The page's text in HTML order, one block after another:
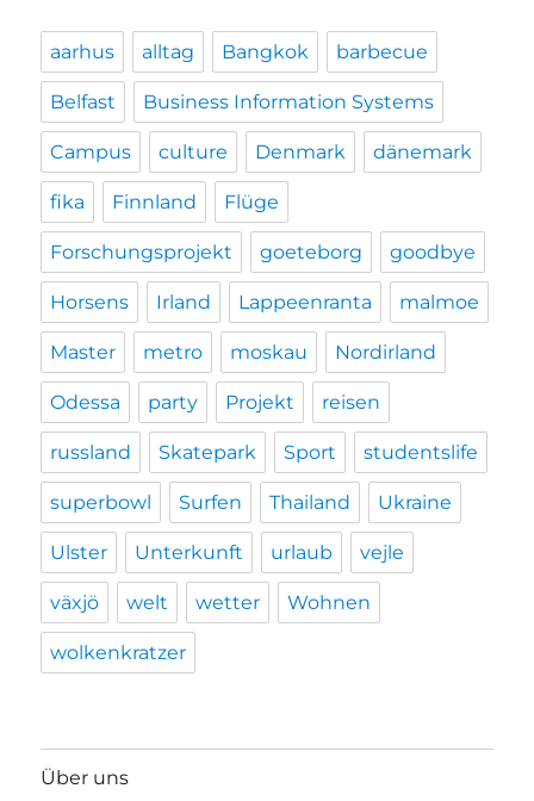
aarhus alltag Bangkok barbecue
Belfast Business Information Systems
Campus culture Denmark dänemark
fika Finnland Flüge
Forschungsprojekt goeteborg goodbye
Horsens Irland Lappeenranta malmoe
Master metro moskau Nordirland
Odessa party Projekt reisen
russland Skatepark Sport studentslife
superbowl Surfen Thailand Ukraine
Ulster Unterkunft urlaub vejle
växjö welt wetter Wohnen
wolkenkratzer
Über uns